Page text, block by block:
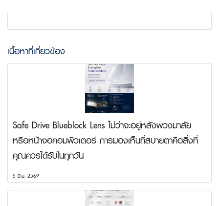
เนื้อหาที่เกี่ยวข้อง
Safe Drive Blueblock Lens ไม่ว่าจะอยู่หลังพวงมาลัย
หรือหน้าจอคอมพิวเตอร์ การมองเห็นที่สบายตาคือสิ่งที่
คุณควรได้รับในทุกวัน
5 มิ.ย. 2569